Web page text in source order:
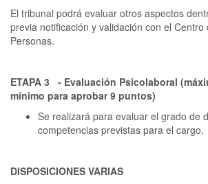
El tribunal podrá evaluar otros aspectos
previa notificación y validación con el
Personas.
ETAPA 3 - Evaluación Psicolaboral
mínimo para aprobar 9 puntos)
Se realizará para evaluar el grado de
competencias previstas para el cargo.
DISPOSICIONES VARIAS